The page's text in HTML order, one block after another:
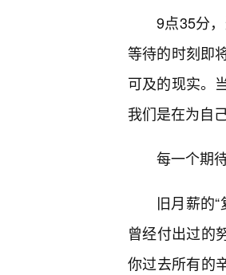
9点35分
等待的时刻即
可及的现实。
我们是在为自
每一个期
旧月薪的“
曾经付出过的
你过去所有的